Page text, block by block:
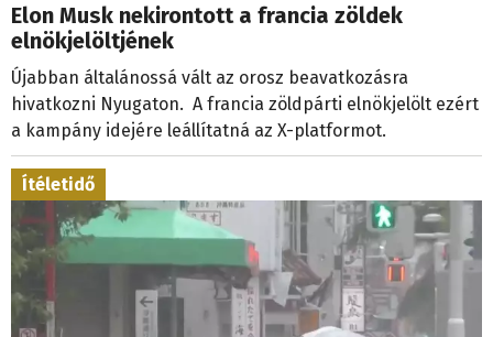
Elon Musk nekirontott a francia zöldek
elnökjelöltjének
Újabban általánossá vált az orosz beavatkozásra
hivatkozni Nyugaton. A francia zöldpárti elnökjelölt ezért
a kampány idejére leállítatná az X-platformot.
Ítéletidő